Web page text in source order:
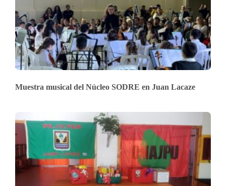
Muestra musical del Núcleo SODRE en Juan Lacaze